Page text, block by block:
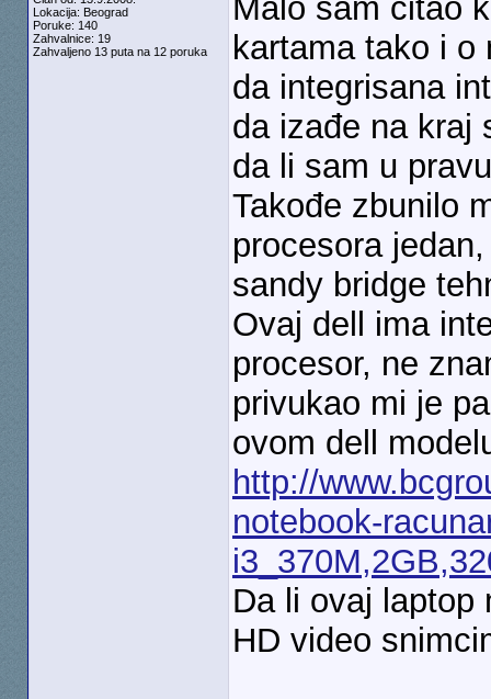
Lokacija: Beograd
Poruke: 140
Zahvalnice: 19
Zahvaljeno 13 puta na 12 poruka
Malo sam čitao
kartama tako i
da integrisana
da izađe na kraj
da li sam u
Takođe zbunilo
procesora
sandy bridge
Ovaj dell ima
procesor, ne
privukao mi je
ovom dell
http://
notebook-
Da li ovaj laptop
HD video